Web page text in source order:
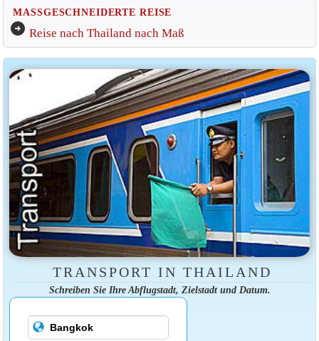
MASSGESCHNEIDERTE REISE
arrow_circle_right Reise nach Thailand nach Maß
TRANSPORT IN THAILAND
Schreiben Sie Ihre Abflugstadt, Zielstadt und Datum.